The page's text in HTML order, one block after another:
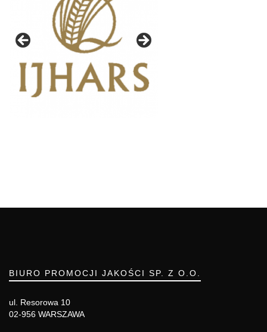
BIURO PROMOCJI JAKOŚCI SP. Z O.O.
ul. Resorowa 10
02-956 WARSZAWA